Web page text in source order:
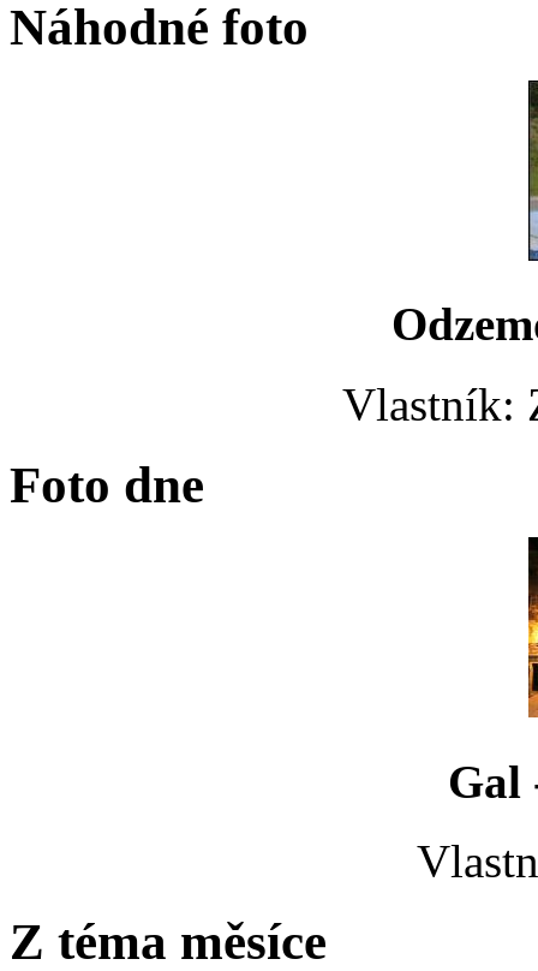
Náhodné foto
Vlastník:
Foto dne
Gal
Z téma měsíce